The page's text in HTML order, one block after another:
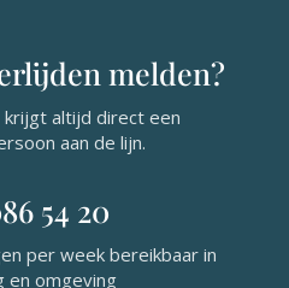
melden?
krijgt altijd direct een
aan de lijn.
54 20
per week bereikbaar in
en omgeving